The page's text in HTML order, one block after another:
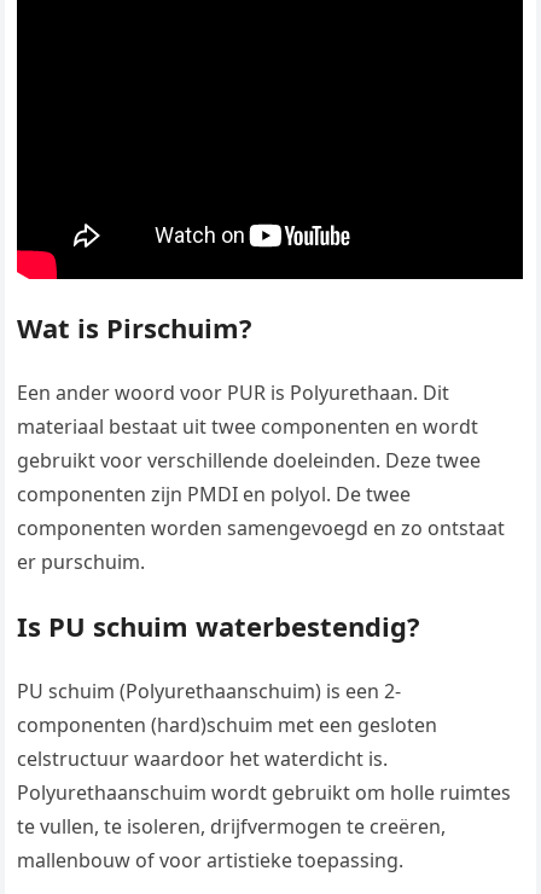
Wat is Pirschuim?
Een ander woord voor PUR is Polyurethaan. Dit
materiaal bestaat uit twee componenten en wordt
gebruikt voor verschillende doeleinden. Deze twee
componenten zijn PMDI en polyol. De twee
componenten worden samengevoegd en zo ontstaat
er purschuim.
Is PU schuim waterbestendig?
PU schuim (Polyurethaanschuim) is een 2-
componenten (hard)schuim met een gesloten
celstructuur waardoor het waterdicht is.
Polyurethaanschuim wordt gebruikt om holle ruimtes
te vullen, te isoleren, drijfvermogen te creëren,
mallenbouw of voor artistieke toepassing.